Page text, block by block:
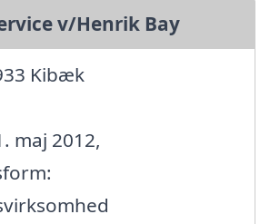
v/Henrik Bay
Kibæk
maj 2012,